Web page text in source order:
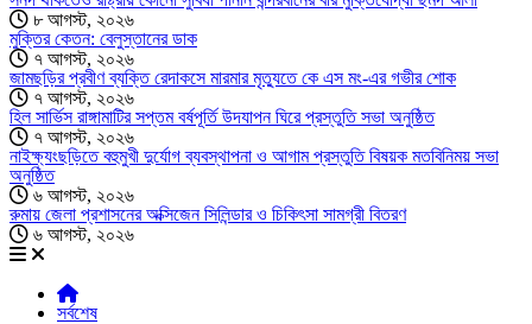
৮ আগস্ট, ২০২৬
মুক্তির কেতন: বেলুস্তানের ডাক
৭ আগস্ট, ২০২৬
জামছড়ির প্রবীণ ব্যক্তি রেদাকসে মারমার মৃত্যুতে কে এস মং-এর গভীর শোক
৭ আগস্ট, ২০২৬
হিল সার্ভিস রাঙ্গামাটির সপ্তম বর্ষপূর্তি উদযাপন ঘিরে প্রস্তুতি সভা অনুষ্ঠিত
৭ আগস্ট, ২০২৬
নাইক্ষ্যংছড়িতে বহুমুখী দুর্যোগ ব্যবস্থাপনা ও আগাম প্রস্তুতি বিষয়ক মতবিনিময় সভা
অনুষ্ঠিত
৬ আগস্ট, ২০২৬
রুমায় জেলা প্রশাসনের অক্সিজেন সিলিন্ডার ও চিকিৎসা সামগ্রী বিতরণ
৬ আগস্ট, ২০২৬
সর্বশেষ